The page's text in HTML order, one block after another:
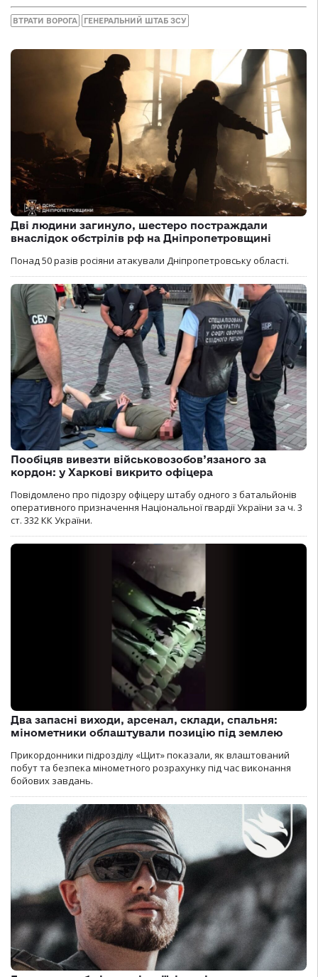
ВТРАТИ ВОРОГА ГЕНЕРАЛЬНИЙ ШТАБ ЗСУ
Дві людини загинуло, шестеро постраждали
внаслідок обстрілів рф на Дніпропетровщині
Понад 50 разів росіяни атакували Дніпропетровську області.
Пообіцяв вивезти військовозобов’язаного за
кордон: у Харкові викрито офіцера
Повідомлено про підозру офіцеру штабу одного з батальйонів
оперативного призначення Національної гвардії України за ч. 3
ст. 332 КК України.
Два запасні виходи, арсенал, склади, спальня:
мінометники облаштували позицію під землею
Прикордонники підрозділу «Щит» показали, як влаштований
побут та безпека мінометного розрахунку під час виконання
бойових завдань.